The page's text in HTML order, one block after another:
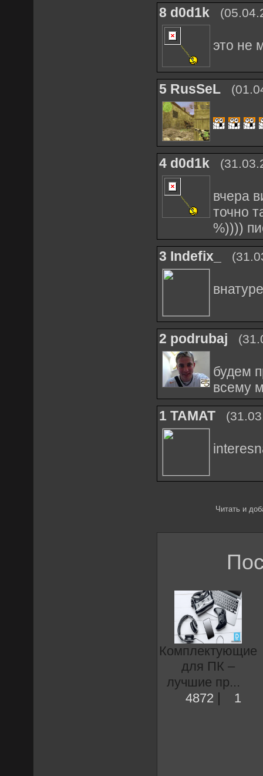
8 d0d1k
это не
5 RusSeL
4 d0d1k
вчера
точно
%))))
3 Indefix_
2 podrubaj
будем
всему
1 TAMAT
Читать и
Комплектующие
для ПК –
лучшие пр...
4872 | 1